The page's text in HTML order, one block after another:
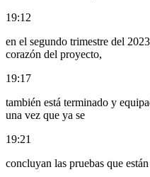
19:12
en el segundo trimestre del
corazón del proyecto,
19:17
también está terminado y
una vez que ya se
19:21
concluyan las pruebas que